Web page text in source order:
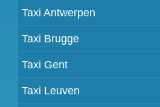
Taxi Antwerpen
Taxi Brugge
Taxi Gent
Taxi Leuven